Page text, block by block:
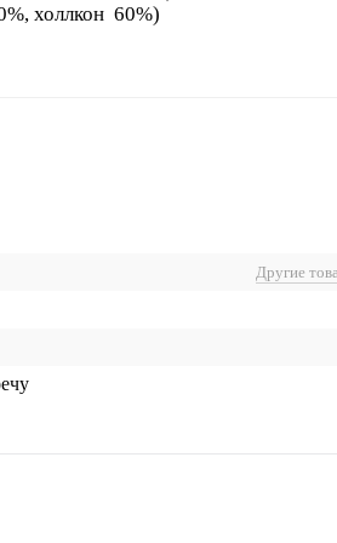
холлкон 60%)
Другие